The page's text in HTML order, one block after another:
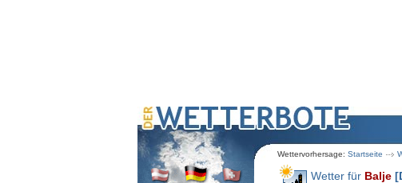
Wettervorhersage: Startseite
Wetter für Balje